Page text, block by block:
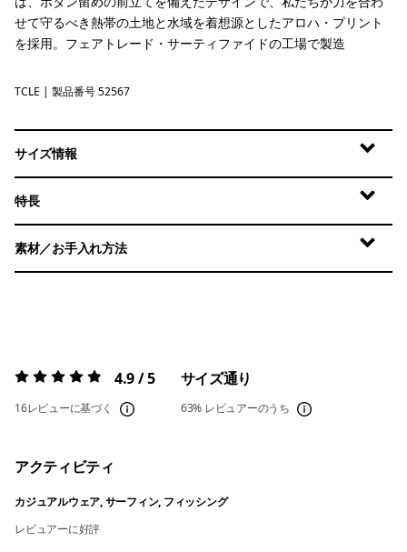
せて守るべき熱帯の土地と水域を着想源としたアロハ・プリント
を採用。フェアトレード・サーティファイドの工場で製造
Tropiclimb: Hot Ember
TCLE | 製品番号 52567
サイズ情報
特長
素材／お手入れ方法
評価:4.9 / 5 4.9 / 5
16レビューに基づく
サイズ通り
63% レビュアーのうち
アクティビティ
カジュアルウェア, サーフィン, フィッシング
レビュアーに好評